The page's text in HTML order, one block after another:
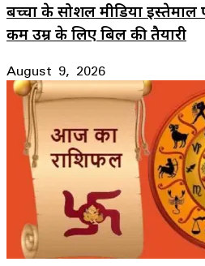
बच्चों के सोशल मीडिया
कम उम्र के लिए बिल की तैयारी
August 9, 2026